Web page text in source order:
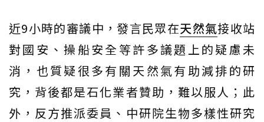
近9小時的審議中，發言民眾在天然氣接收站
對國安、操船安全等許多議題上的疑慮未
消，也質疑很多有關天然氣有助減排的研
究，背後都是石化業者贊助，難以服人；此
外，反方推派委員、中研院生物多樣性研究